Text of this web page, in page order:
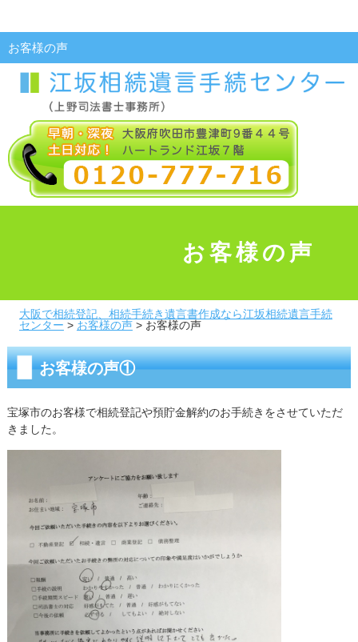
お客様の声
お客様の声
大阪で相続登記、相続手続き遺言書作成なら江坂相続遺言手続
センター > お客様の声> お客様の声
お客様の声①
宝塚市のお客様で相続登記や預貯金解約のお手続きをさせていただ
きました。